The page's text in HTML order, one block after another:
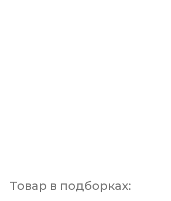
Товар в подборках: